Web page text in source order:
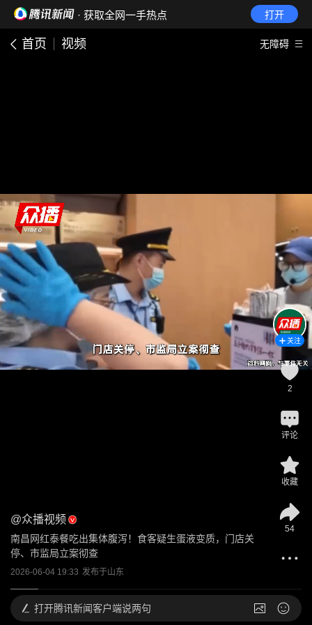
· 获取全网一手热点 打开
首页 视频 无障碍
@众播视频
南昌网红泰餐吃出集体腹泻！食客疑生蛋液变质，门店关
停、市监局立案彻查
2026-06-04 19:33 发布于山东
关注
2
评论
收藏
54
打开腾讯新闻客户端说两句